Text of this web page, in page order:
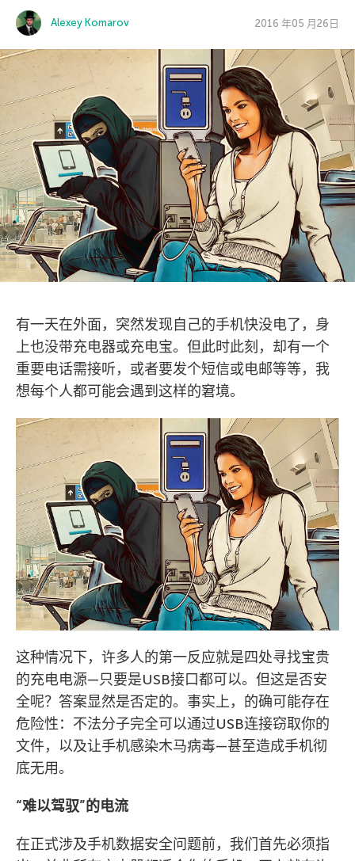
Alexey Komarov 2016 年05 月26日
有一天在外面，突然发现自己的手机快没电了，身
上也没带充电器或充电宝。但此时此刻，却有一个
重要电话需接听，或者要发个短信或电邮等等，我
想每个人都可能会遇到这样的窘境。
这种情况下，许多人的第一反应就是四处寻找宝贵
的充电电源—只要是USB接口都可以。但这是否安
全呢？答案显然是否定的。事实上，的确可能存在
危险性：不法分子完全可以通过USB连接窃取你的
文件，以及让手机感染木马病毒—甚至造成手机彻
底无用。
“难以驾驭”的电流
在正式涉及手机数据安全问题前，我们首先必须指